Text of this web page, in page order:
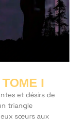
I
et désirs de
triangle
sœurs aux